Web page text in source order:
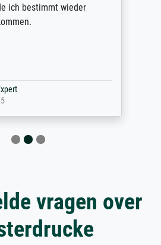
ich bestimmt wieder
vragen over